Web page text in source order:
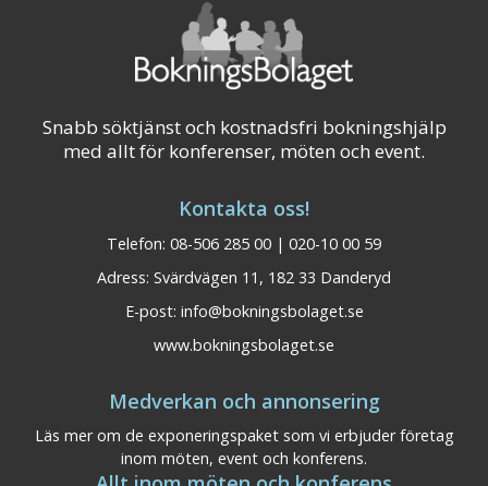
Snabb söktjänst och kostnadsfri bokningshjälp
med allt för konferenser, möten och event.
Kontakta oss!
Telefon: 08-506 285 00 | 020-10 00 59
Adress: Svärdvägen 11, 182 33 Danderyd
E-post: info@bokningsbolaget.se
www.bokningsbolaget.se
Medverkan och annonsering
Läs mer om de exponeringspaket som vi erbjuder företag
inom möten, event och konferens.